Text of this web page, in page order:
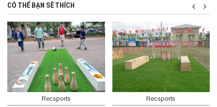
CÓ THỂ BẠN SẼ THÍCH
Recsports Recsports